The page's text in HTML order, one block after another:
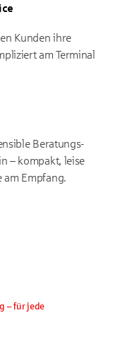
Kunden ihre
am Terminal
Beratungs-
– kompakt, leise
am Empfang.
– für jede